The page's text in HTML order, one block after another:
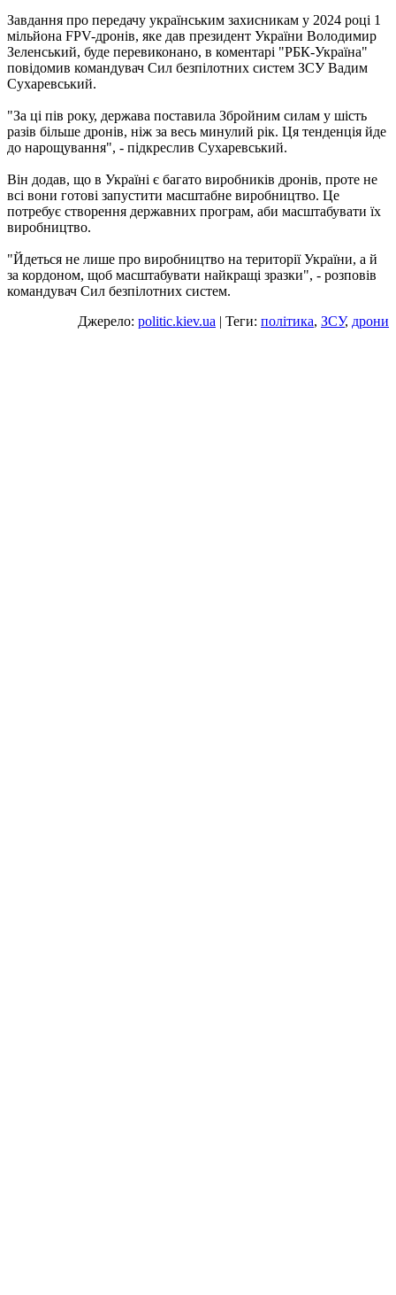
Завдання про передачу українським захисникам у 2024 році 1
мільйона FPV-дронів, яке дав президент України Володимир
Зеленський, буде перевиконано, в коментарі "РБК-Україна"
повідомив командувач Сил безпілотних систем ЗСУ Вадим
Сухаревський.
"За ці пів року, держава поставила Збройним силам у шість
разів більше дронів, ніж за весь минулий рік. Ця тенденція йде
до нарощування", - підкреслив Сухаревський.
Він додав, що в Україні є багато виробників дронів, проте не
всі вони готові запустити масштабне виробництво. Це
потребує створення державних програм, аби масштабувати їх
виробництво.
"Йдеться не лише про виробництво на території України, а й
за кордоном, щоб масштабувати найкращі зразки", - розповів
командувач Сил безпілотних систем.
Джерело: politic.kiev.ua | Теги: політика, ЗСУ, дрони